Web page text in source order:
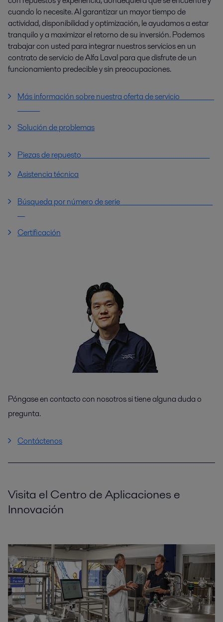
cuando lo necesite. Al garantizar un mayor tiempo de
actividad, disponibilidad y optimización, le ayudamos a estar
tranquilo y a maximizar el retorno de su inversión. Podemos
trabajar con usted para integrar nuestros servicios en un
contrato de servicio de Alfa Laval para que disfrute de un
funcionamiento predecible y sin preocupaciones.
Más información sobre nuestra oferta de servicio
Solución de problemas
Piezas de repuesto
Asistencia técnica
Búsqueda por número de serie
Certificación
Póngase en contacto con nosotros si tiene alguna duda o
pregunta.
Contáctenos
Visita el Centro de Aplicaciones e
Innovación